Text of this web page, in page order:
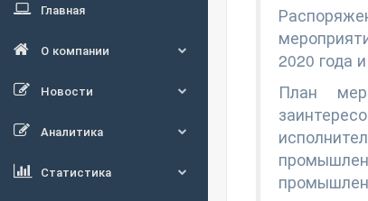
Главная
О компании
Новости
Аналитика
Статистика
2020 года
План